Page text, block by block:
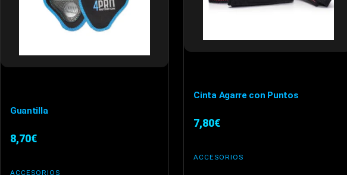
Guantilla
8,70€
ACCESORIOS
Cinta Agarre con Puntos
7,80€
ACCESORIOS